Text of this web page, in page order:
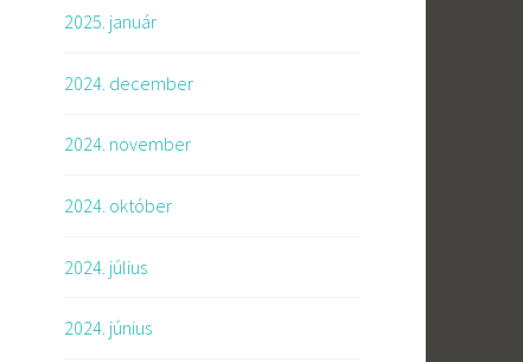
2025. január
2024. december
2024. november
2024. október
2024. július
2024. június